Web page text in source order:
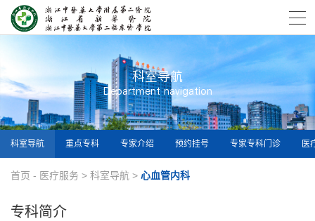
科室导航
Department navigation
科室导航 重点专科 专家介绍 预约挂号 专家专科门诊 医
首页 - 医疗服务 > 科室导航 > 心血管内科
专科简介